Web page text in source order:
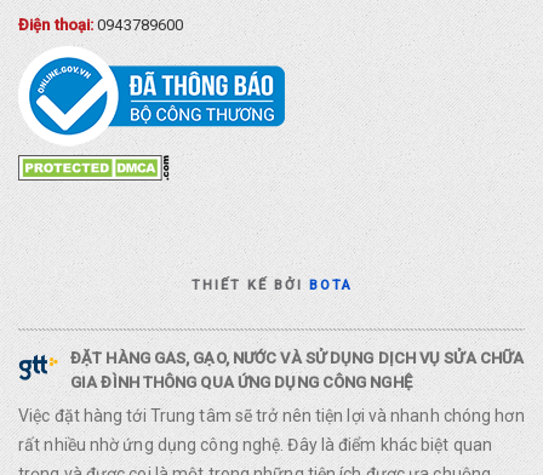
Điện thoại:0943789600
THIẾT KẾ BỞIBOTA
ĐẶT HÀNG GAS, GẠO, NƯỚC VÀ SỬ DỤNG DỊCH VỤ SỬA CHỮA
GIA ĐÌNH THÔNG QUA ỨNG DỤNG CÔNG NGHỆ
Việc đặt hàng tới Trung tâm sẽ trở nên tiện lợi và nhanh chóng hơn
rất nhiều nhờ ứng dụng công nghệ. Đây là điểm khác biệt quan